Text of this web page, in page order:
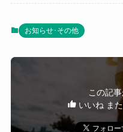
お知らせ･その他
この記
いいね ま